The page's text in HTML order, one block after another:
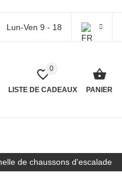
Lun-Ven 9 - 18
0
LISTE DE CADEAUX PANIER
de chaussons d'escalade